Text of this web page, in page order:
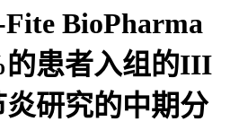
BioPharma
的患者入组的III
研究的中期分